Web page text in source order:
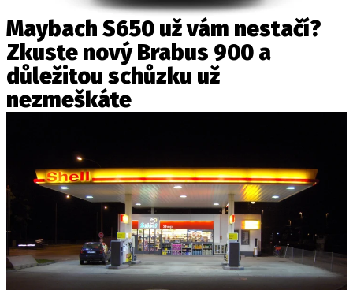
Maybach S650 už vám nestačí?
Zkuste nový Brabus 900 a
důležitou schůzku už
nezmeškáte